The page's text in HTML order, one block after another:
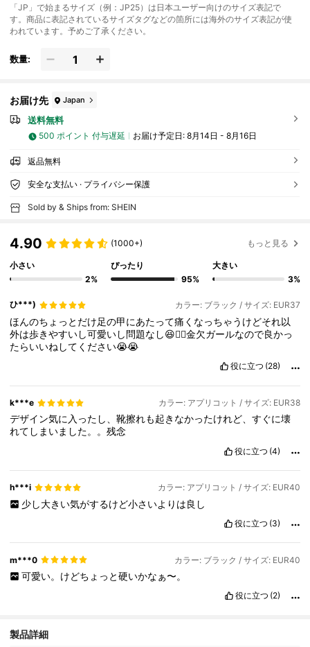
「JP」で始まるサイズ（例：JP25）は日本ユーザー向けのサイズ表記で
す。商品に表記されているサイズタグなどの箇所には海外のサイズ表記が使
われています。予めご了承ください。
数量:
お届け先 Japan
送料無料
500 ポイント 付与遅延 お届け予定日: 8月14日 - 8月16日
返品無料
安全な支払い · プライバシー保護
Sold by & Ships from: SHEIN
4.90 (1000+) もっと見る
小さい
2%
ぴったり
95%
大きい
3%
ひ***) カラー: ブラック / サイズ: EUR37
ほんのちょっとだけ足の甲にあたって痛くなっちゃうけどそれ以
外は歩きやすいし可愛いし問題なし😆👍🏻金欠ガールなので良かっ
たらいいねしてください😭😭
役に立つ (28)
k***e カラー: アプリコット / サイズ: EUR38
デザイン気に入ったし、靴擦れも起きなかったけれど、すぐに壊
れてしまいました。。残念
役に立つ (4)
h***i カラー: アプリコット / サイズ: EUR40
少し大きい気がするけど小さいよりは良し
役に立つ (3)
m***0 カラー: ブラック / サイズ: EUR40
可愛い。けどちょっと硬いかなぁ〜。
役に立つ (2)
製品詳細